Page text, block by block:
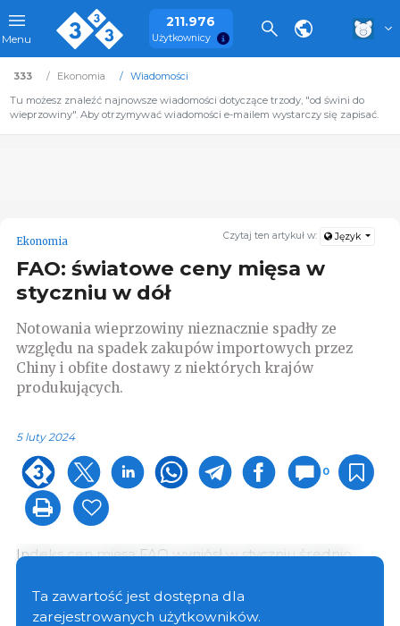
Menu
211.976
Użytkownicy
333 Ekonomia
Wiadomości
Tu możesz znaleźć najnowsze wiadomości dotyczące trzody, "od świni do
wieprzowiny". Aby otrzymywać wiadomości e-mailem wystarczy się zapisać.
Czytaj ten artykuł w: Język
Ekonomia
FAO: światowe ceny mięsa w
styczniu w dół
Notowania wieprzowiny nieznacznie spadły ze
względu na spadek zakupów importowych przez
Chiny i obfite dostawy z niektórych krajów
produkujących.
5 luty 2024
0
Indeks cen mięsa FAO wyniósł w styczniu średnio
w porównaniu z grudniem, oznaczając siódmy z
rzędu miesięczny spadek i utrzymując się o 1,3 punktu
Ta zawartość jest dostępna dla
zarejestrowanych użytkowników.